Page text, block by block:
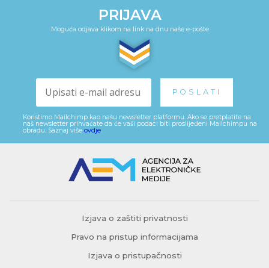
PRIJAVA
Moguća odjava klikom na link na dnu naše e-pošte
Koristimo Mailchimp kao našu newsletter platformu. Ako se pretplatite na
naš newsletter prihvaćate da će vaši podaci biti proslijeđeni Mailchimpu na
obradu. Saznaj više ovdje
Izjava o zaštiti privatnosti
Pravo na pristup informacijama
Izjava o pristupačnosti